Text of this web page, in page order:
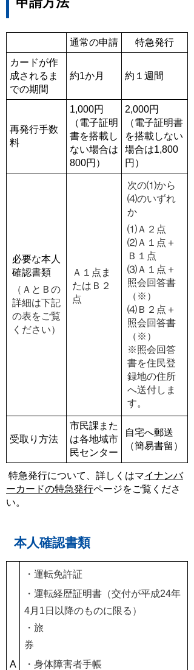
通常の申請
特急発行
カードが作
成されるま
での期間
約1か月 約１週間
再発行手数
料
1,000円
（電子証明
書を搭載し
ない場合は
800円）
2,000円
（電子証明書
を搭載しない
場合は1,800
円）
必要な本人
確認書類
（ＡとＢの
詳細は下記
の表をご覧
ください）
Ａ１点ま
たはＢ２
点
次の⑴から
⑷のいずれ
か
⑴Ａ２点
⑵Ａ１点＋
Ｂ１点
⑶Ａ１点＋
照会回答書
（※）
⑷Ｂ２点＋
照会回答書
（※）
※照会回答
書を住民登
録地の住所
へ送付しま
す。
受取り方法
市民課また
は各地域市
民センター
自宅へ郵送
（簡易書留）
特急発行について、詳しくはマイナンバ
ーカードの特急発行ページをご覧くださ
い。
本人確認書類
A
・運転免許証
・運転経歴証明書（交付が平成24年
4月1日以降のものに限る）
・旅
券
・身体障害者手帳